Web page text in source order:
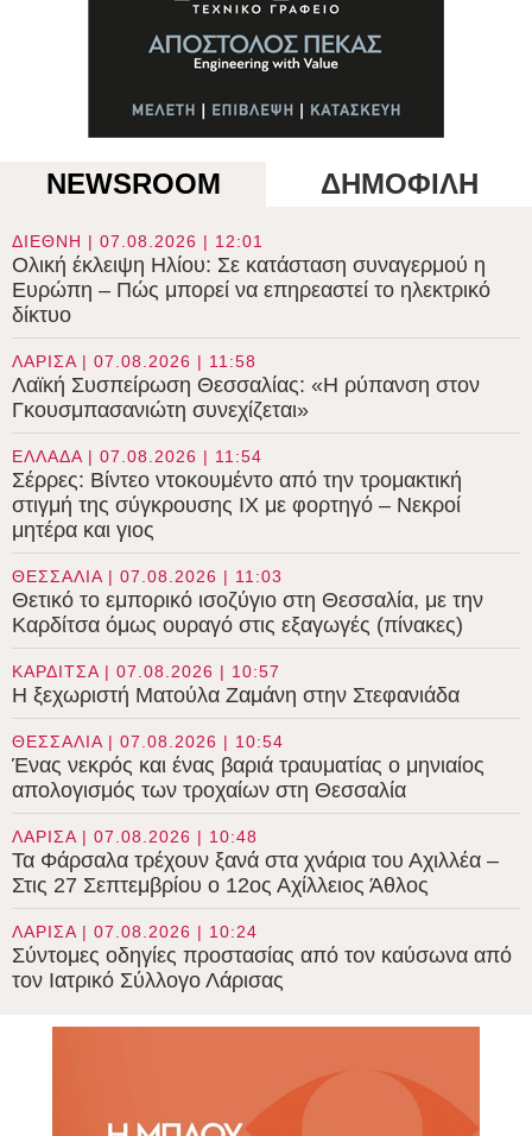
NEWSROOM ΔΗΜΟΦΙΛΗ
ΔΙΕΘΝΗ | 07.08.2026 | 12:01
Ολική έκλειψη Ηλίου: Σε κατάσταση συναγερμού η
Ευρώπη – Πώς μπορεί να επηρεαστεί το ηλεκτρικό
δίκτυο
ΛΑΡΙΣΑ | 07.08.2026 | 11:58
Λαϊκή Συσπείρωση Θεσσαλίας: «Η ρύπανση στον
Γκουσμπασανιώτη συνεχίζεται»
ΕΛΛΑΔΑ | 07.08.2026 | 11:54
Σέρρες: Βίντεο ντοκουμέντο από την τρομακτική
στιγμή της σύγκρουσης ΙΧ με φορτηγό – Νεκροί
μητέρα και γιος
ΘΕΣΣΑΛΙΑ | 07.08.2026 | 11:03
Θετικό το εμπορικό ισοζύγιο στη Θεσσαλία, με την
Καρδίτσα όμως ουραγό στις εξαγωγές (πίνακες)
ΚΑΡΔΙΤΣΑ | 07.08.2026 | 10:57
Η ξεχωριστή Ματούλα Ζαμάνη στην Στεφανιάδα
ΘΕΣΣΑΛΙΑ | 07.08.2026 | 10:54
Ένας νεκρός και ένας βαριά τραυματίας ο μηνιαίος
απολογισμός των τροχαίων στη Θεσσαλία
ΛΑΡΙΣΑ | 07.08.2026 | 10:48
Τα Φάρσαλα τρέχουν ξανά στα χνάρια του Αχιλλέα –
Στις 27 Σεπτεμβρίου ο 12ος Αχίλλειος Άθλος
ΛΑΡΙΣΑ | 07.08.2026 | 10:24
Σύντομες οδηγίες προστασίας από τον καύσωνα από
τον Ιατρικό Σύλλογο Λάρισας